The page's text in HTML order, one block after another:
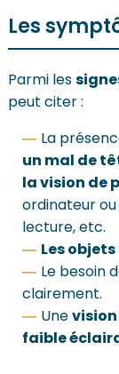
Les
Parmi les
peut citer :
La
un mal de
la vision de
ordinateur ou
lecture, etc.
Les
Le besoin
clairement.
Une
faible